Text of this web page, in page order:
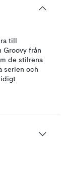
till
från
de stilrena
serien och